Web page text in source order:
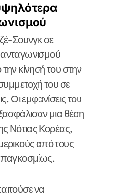
Σουνγκ σε
κίνησή του στην
του σε
Οι εμφανίσεις του
μια θέση
Νότιας Κορέας,
από τους
παγκοσμίως.
να